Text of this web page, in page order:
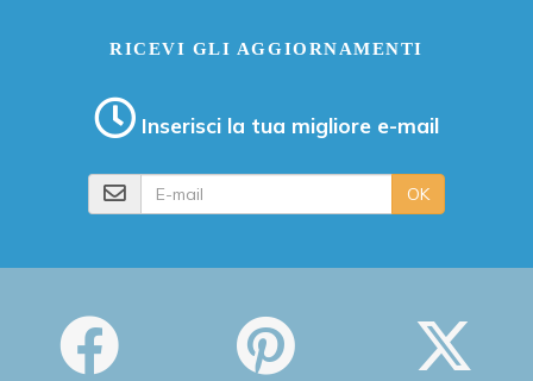
RICEVI GLI AGGIORNAMENTI
Inserisci la tua migliore e-mail
OK